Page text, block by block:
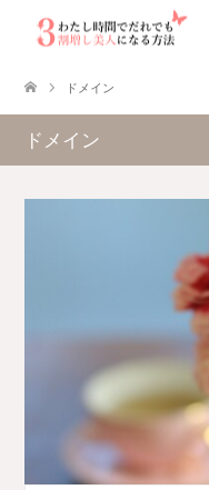
ドメイン
ドメイン